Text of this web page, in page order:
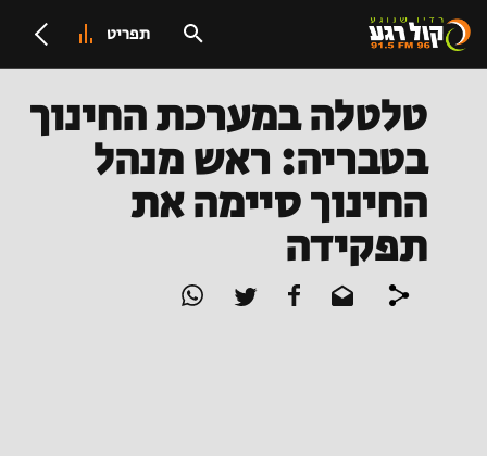
תפריט
טלטלה במערכת החינוך
בטבריה: ראש מנהל
החינוך סיימה את
תפקידה